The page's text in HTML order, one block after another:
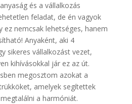
és a vállalkozás
feladat, de én vagyok
ez nemcsak lehetséges, hanem
Anyaként, aki 4
sikeres vállalkozást vezet,
kihívásokkal jár ez az út.
megosztom azokat a
amelyek segítettek
a harmóniát.